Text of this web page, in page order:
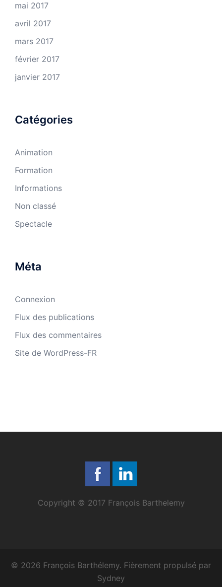
mai 2017
avril 2017
mars 2017
février 2017
janvier 2017
Catégories
Animation
Formation
Informations
Non classé
Spectacle
Méta
Connexion
Flux des publications
Flux des commentaires
Site de WordPress-FR
Copyright © 2017 François Barthelemy
© 2026 François Barthélemy. Fièrement propulsé par
Sydney